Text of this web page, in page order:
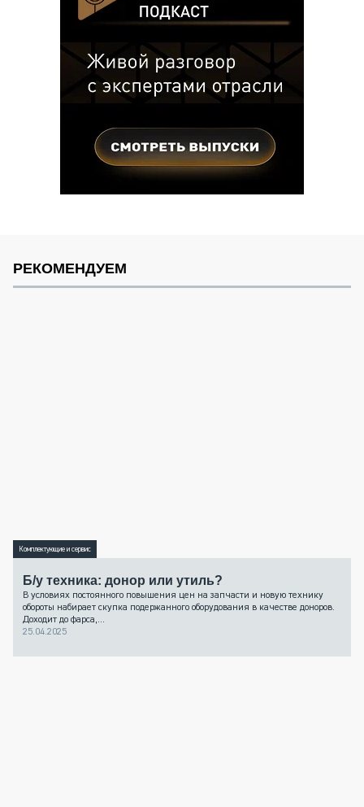
РЕКОМЕНДУЕМ
Комплектующие и сервис
Б/у техника: донор или утиль?
В условиях постоянного повышения цен на запчасти и новую технику
обороты набирает скупка подержанного оборудования в качестве доноров.
Доходит до фарса,...
25.04.2025